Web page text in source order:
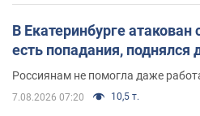
В Екатеринбурге
есть попадания,
Россиянам не помогла даже
7.08.2026 07:20 10,5 т.